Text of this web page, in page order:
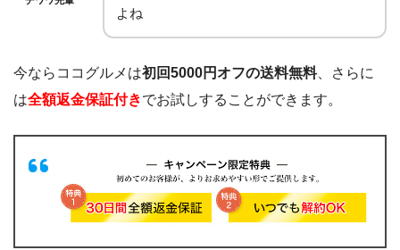
よね
今ならココグルメは初回5000円オフの送料無料、さらに
は全額返金保証付きでお試しすることができます。